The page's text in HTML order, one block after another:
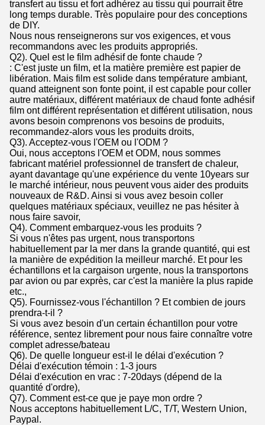
transfert au tissu et fort adhérez au tissu qui pourrait être
long temps durable. Très populaire pour des conceptions
de DIY.
Nous nous renseignerons sur vos exigences, et vous
recommandons avec les produits appropriés.
Q2). Quel est le film adhésif de fonte chaude ?
: C'est juste un film, et la matière première est papier de
libération. Mais film est solide dans température ambiant,
quand atteignent son fonte point, il est capable pour coller
autre matériaux, différent matériaux de chaud fonte adhésif
film ont différent représentation et différent utilisation, nous
avons besoin comprenons vos besoins de produits,
recommandez-alors vous les produits droits,
Q3). Acceptez-vous l'OEM ou l'ODM ?
Oui, nous acceptons l'OEM et ODM, nous sommes
fabricant matériel professionnel de transfert de chaleur,
ayant davantage qu'une expérience du vente 10years sur
le marché intérieur, nous peuvent vous aider des produits
nouveaux de R&D. Ainsi si vous avez besoin coller
quelques matériaux spéciaux, veuillez ne pas hésiter à
nous faire savoir,
Q4). Comment embarquez-vous les produits ?
Si vous n'êtes pas urgent, nous transportons
habituellement par la mer dans la grande quantité, qui est
la manière de expédition la meilleur marché. Et pour les
échantillons et la cargaison urgente, nous la transportons
par avion ou par exprès, car c'est la manière la plus rapide
etc.,
Q5). Fournissez-vous l'échantillon ? Et combien de jours
prendra-t-il ?
Si vous avez besoin d'un certain échantillon pour votre
référence, sentez librement pour nous faire connaître votre
complet adresse/bateau
Q6). De quelle longueur est-il le délai d'exécution ?
Délai d'exécution témoin : 1-3 jours
Délai d'exécution en vrac : 7-20days (dépend de la
quantité d'ordre),
Q7). Comment est-ce que je paye mon ordre ?
Nous acceptons habituellement L/C, T/T, Western Union,
Paypal.